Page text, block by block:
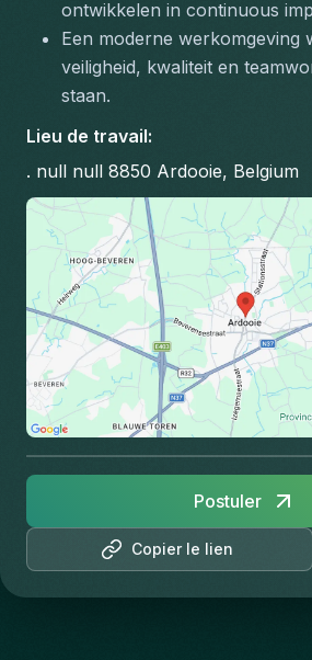
ontwikkelen in continuous
Een moderne werkomgeving
veiligheid, kwaliteit en
staan.
Lieu de travail:
. null null 8850 Ardooie, Belgium
Copier le lien
Postuler